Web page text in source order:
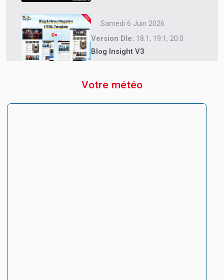
Samedi 6 Juin 2026
Version Dle: 18.1, 19.1, 20.0
Blog Insight V3
Votre météo